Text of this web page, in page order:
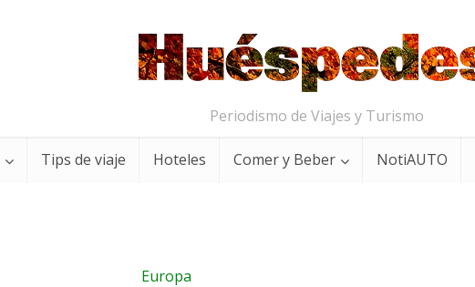
Periodismo de Viajes y Turismo
Tips de viaje Hoteles Comer y Beber NotiAUTO
Europa